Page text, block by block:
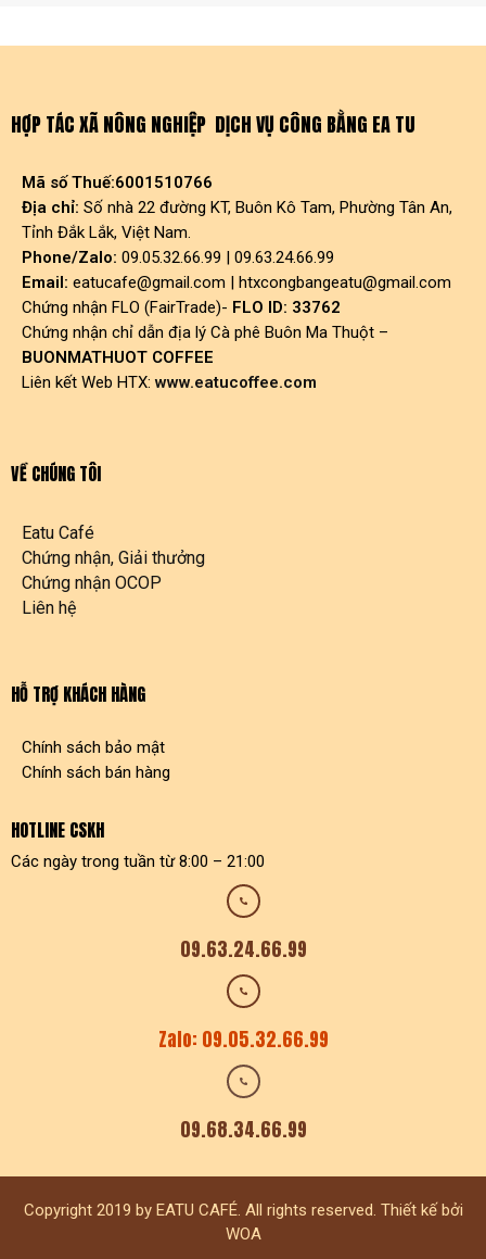
HỢP TÁC XÃ NÔNG NGHIỆP DỊCH VỤ CÔNG BẰNG EA TU
Mã số Thuế:6001510766
Địa chỉ: Số nhà 22 đường KT, Buôn Kô Tam, Phường Tân An,
Tỉnh Đắk Lắk, Việt Nam.
Phone/Zalo: 09.05.32.66.99 | 09.63.24.66.99
Email: eatucafe@gmail.com | htxcongbangeatu@gmail.com
Chứng nhận FLO (FairTrade)- FLO ID: 33762
Chứng nhận chỉ dẫn địa lý Cà phê Buôn Ma Thuột –
BUONMATHUOT COFFEE
Liên kết Web HTX:www.eatucoffee.com
VỀ CHÚNG TÔI
Eatu Café
Chứng nhận, Giải thưởng
Chứng nhận OCOP
Liên hệ
HỖ TRỢ KHÁCH HÀNG
Chính sách bảo mật
Chính sách bán hàng
HOTLINE CSKH
Các ngày trong tuần từ 8:00 – 21:00
09.63.24.66.99
Zalo: 09.05.32.66.99
09.68.34.66.99
Copyright 2019 by EATU CAFÉ. All rights reserved. Thiết kế bởi
WOA